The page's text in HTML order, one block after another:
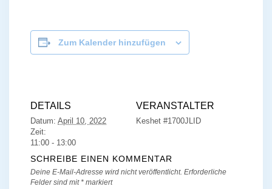
Zum Kalender hinzufügen
DETAILS
Datum: April 10, 2022
Zeit:
11:00 - 13:00
VERANSTALTER
Keshet #1700JLID
SCHREIBE EINEN KOMMENTAR
Deine E-Mail-Adresse wird nicht veröffentlicht. Erforderliche
Felder sind mit* markiert